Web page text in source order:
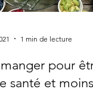
pour
santé et moins
1 min de lecture